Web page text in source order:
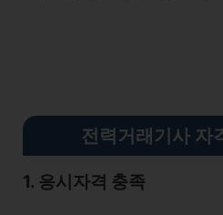
전력거래기사 자
1. 응시자격 충족